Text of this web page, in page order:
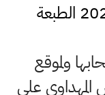
كتب صف الثالث الابتدائي 2023 الطبعة
ولموقع
على